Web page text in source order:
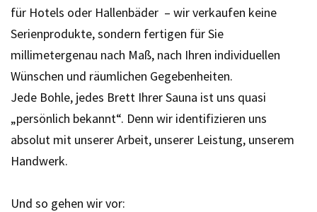
für Hotels oder Hallenbäder – wir verkaufen keine
Serienprodukte, sondern fertigen für Sie
millimetergenau nach Maß, nach Ihren individuellen
Wünschen und räumlichen Gegebenheiten.
Jede Bohle, jedes Brett Ihrer Sauna ist uns quasi
„persönlich bekannt“. Denn wir identifizieren uns
absolut mit unserer Arbeit, unserer Leistung, unserem
Handwerk.
Und so gehen wir vor: